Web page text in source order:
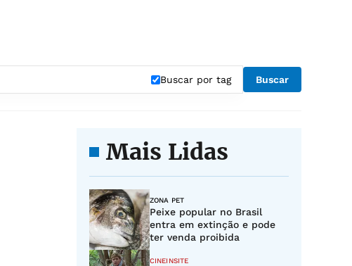
Buscar por tag Buscar
Mais Lidas
ZONA PET
Peixe popular no Brasil
entra em extinção e pode
ter venda proibida
CINEINSITE